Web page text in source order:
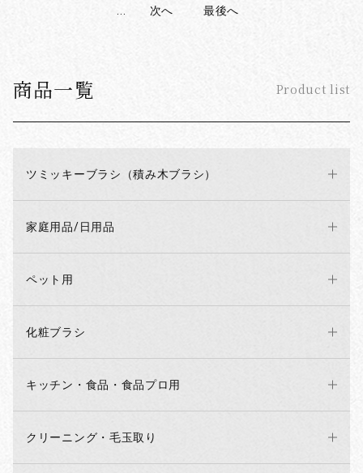
商品一覧 Product list
ツミッキーブラシ（積み木ブラシ）
家庭用品/日用品
ペット用
化粧ブラシ
キッチン・食品・食品プロ用
クリーニング・毛玉取り
次へ 最後へ